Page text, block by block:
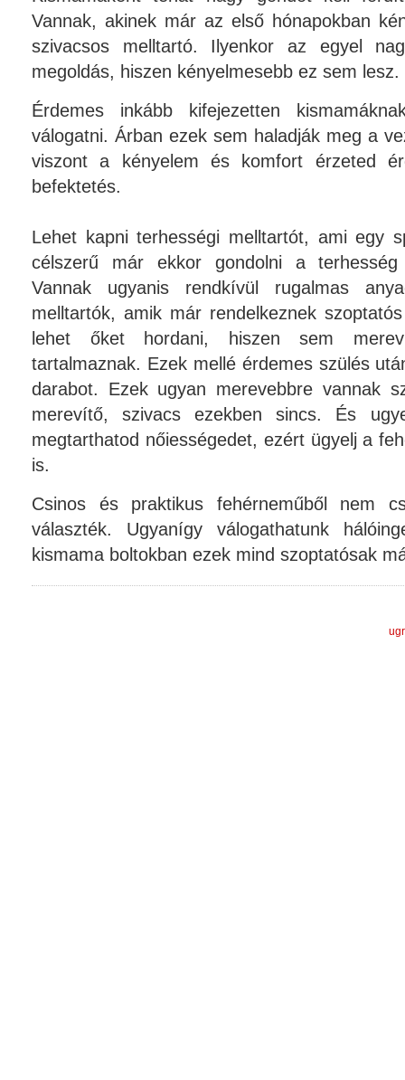
Vannak, akinek már az első hónapokban
szivacsos melltartó. Ilyenkor az egyel
megoldás, hiszen kényelmesebb ez sem lesz.
Érdemes inkább kifejezetten
válogatni. Árban ezek sem haladják meg a
viszont a kényelem és komfort érzeted
befektetés.
Lehet kapni terhességi melltartót, ami egy
célszerű már ekkor gondolni a
Vannak ugyanis rendkívül rugalmas
melltartók, amik már rendelkeznek
lehet őket hordani, hiszen sem
tartalmaznak. Ezek mellé érdemes szülés
darabot. Ezek ugyan merevebbre vannak
merevítő, szivacs ezekben sincs. És
megtarthatod nőiességedet, ezért ügyelj a
is.
Csinos és praktikus fehérneműből nem
választék. Ugyanígy válogathatunk
kismama boltokban ezek mind szoptatósak